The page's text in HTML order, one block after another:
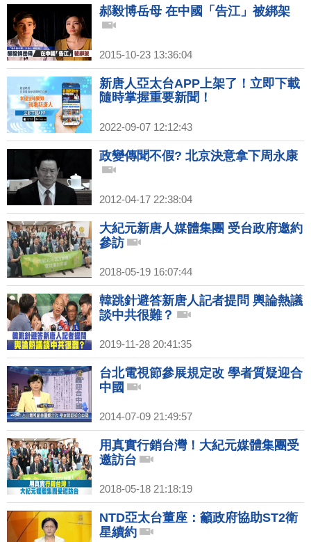
郝毅博岳母 在中國「告江」被綁架
2015-10-23 13:36:04
新唐人亞太台APP上架了！立即下載
隨時掌握重要新聞！
2022-09-07 12:12:43
政變傳聞不假? 北京決意拿下周永康
2012-04-17 22:38:04
大紀元新唐人媒體集團 受台政府邀約
參訪
2018-05-19 16:07:44
韓跳針避答新唐人記者提問 輿論熱議
談中共很難？
2019-11-28 20:41:35
台北電視節參展規定改 學者質疑迎合
中國
2014-07-09 21:49:57
用真實行銷台灣！大紀元媒體集團受
邀訪台
2018-05-18 21:18:19
NTD亞太台董座：籲政府協助ST2衛
星續約